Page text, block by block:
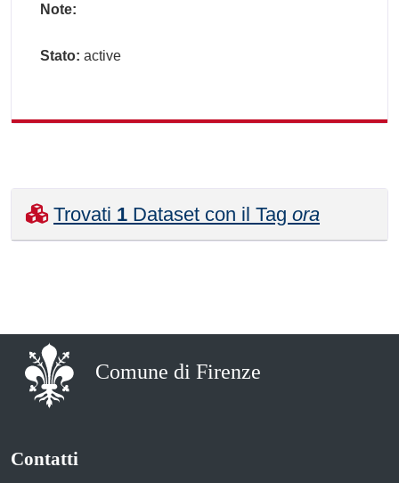
Note:
Stato: active
Trovati 1 Dataset con il Tag ora
Comune di Firenze
Contatti